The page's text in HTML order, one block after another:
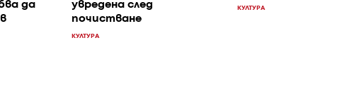
да
увредена след
почистване
КУЛТУРА
КУЛТУРА